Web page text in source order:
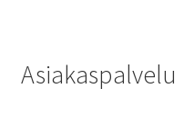
Asiakaspalvelu